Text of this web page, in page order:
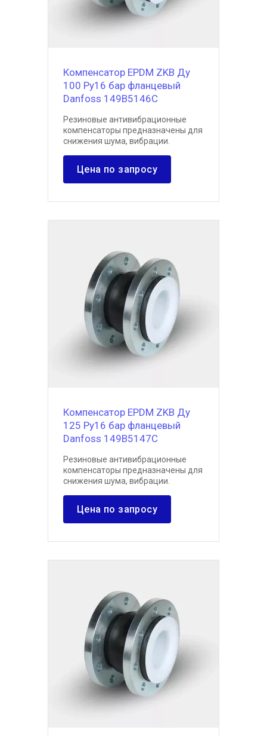
Компенсатор EPDM ZKB Ду
100 Ру16 бар фланцевый
Danfoss 149B5146C
Резиновые антивибрационные
компенсаторы предназначены для
снижения шума, вибрации.
Цена по запросу
Компенсатор EPDM ZKB Ду
125 Ру16 бар фланцевый
Danfoss 149B5147C
Резиновые антивибрационные
компенсаторы предназначены для
снижения шума, вибрации.
Цена по запросу